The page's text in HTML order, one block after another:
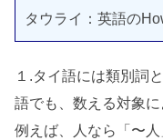
タウライ：英語の
１.タイ語には類別詞
語でも、数える対象
例えば、人なら「〜